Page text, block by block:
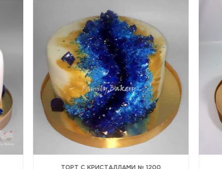
ТОРТ С КРИСТАЛЛАМИ № 1200